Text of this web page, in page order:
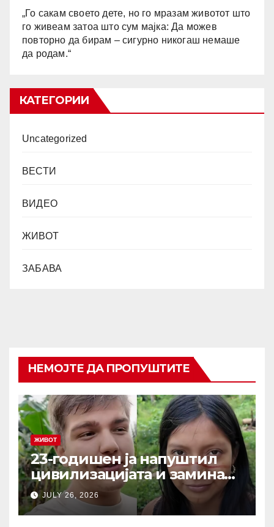
„Го сакам своето дете, но го мразам животот што
го живеам затоа што сум мајка: Да можев
повторно да бирам – сигурно никогаш немаше
да родам.“
КАТЕГОРИИ
Uncategorized
ВЕСТИ
ВИДЕО
ЖИВОТ
ЗАБАВА
НЕМОЈТЕ ДА ПРОПУШТИТЕ
ЖИВОТ
23-годишен ја напуштил
цивилизацијата и заминал
да живее со изолирано
племе во амазонската
прашума: Направил кобна
JULY 26, 2026